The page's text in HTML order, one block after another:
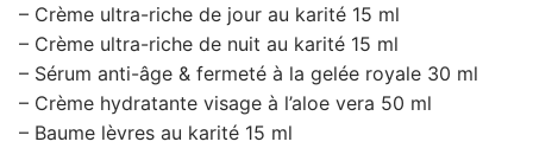
– Crème ultra-riche de jour au karité 15 ml
– Crème ultra-riche de nuit au karité 15 ml
– Sérum anti-âge & fermeté à la gelée royale 30 ml
– Crème hydratante visage à l’aloe vera 50 ml
– Baume lèvres au karité 15 ml